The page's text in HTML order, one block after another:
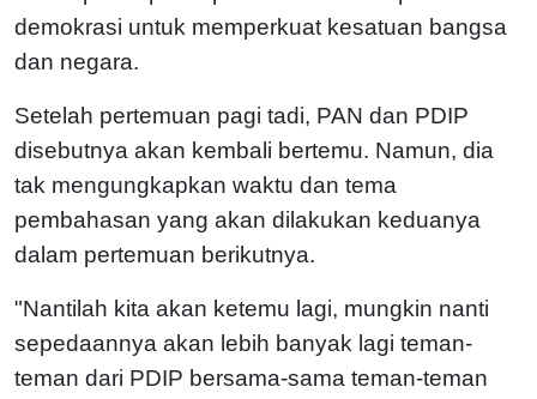
demokrasi untuk memperkuat kesatuan bangsa
dan negara.
Setelah pertemuan pagi tadi, PAN dan PDIP
disebutnya akan kembali bertemu. Namun, dia
tak mengungkapkan waktu dan tema
pembahasan yang akan dilakukan keduanya
dalam pertemuan berikutnya.
"Nantilah kita akan ketemu lagi, mungkin nanti
sepedaannya akan lebih banyak lagi teman-
teman dari PDIP bersama-sama teman-teman